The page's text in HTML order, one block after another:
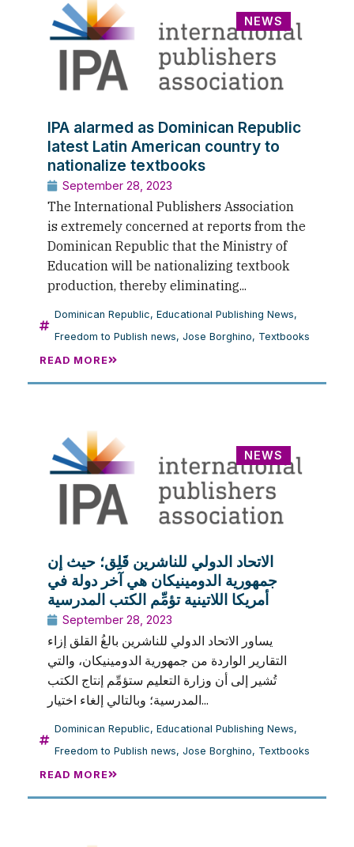
NEWS
IPA alarmed as Dominican Republic
latest Latin American country to
nationalize textbooks
September 28, 2023
The International Publishers Association
is extremely concerned at reports from the
Dominican Republic that the Ministry of
Education will be nationalizing textbook
production, thereby eliminating...
Dominican Republic, Educational Publishing News,
Freedom to Publish news, Jose Borghino, Textbooks
READ MORE
NEWS
الاتحاد الدولي للناشرين قَلِق؛ حيث إن
جمهورية الدومينيكان هي آخر دولة في
أمريكا اللاتينية تؤمِّم الكتب المدرسية
September 28, 2023
يساور الاتحاد الدولي للناشرين بالغُ القلق إزاء
التقارير الواردة من جمهورية الدومينيكان، والتي
تُشير إلى أن وزارة التعليم ستؤمِّم إنتاج الكتب
المدرسية؛ وبالتالي إلغاء اختيار...
Dominican Republic, Educational Publishing News,
Freedom to Publish news, Jose Borghino, Textbooks
READ MORE